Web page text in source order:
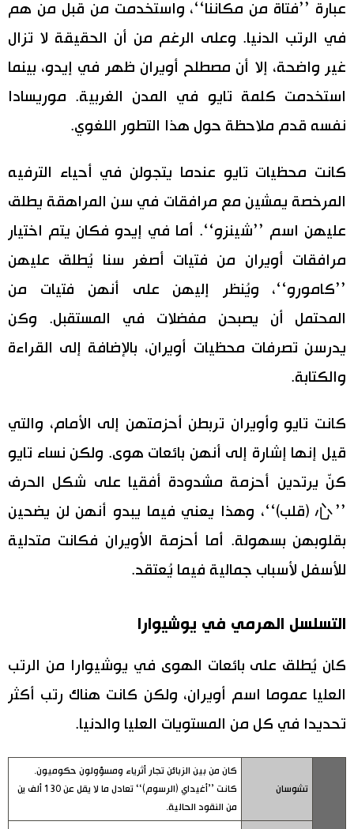
عبارة ’’فتاة من مكاننا‘‘، واستخدمت من قبل من هم
في الرتب الدنيا. وعلى الرغم من أن الحقيقة لا تزال
غير واضحة، إلا أن مصطلح أويران ظهر في إيدو، بينما
استخدمت كلمة تايو في المدن الغربية. موريسادا
نفسه قدم ملاحظة حول هذا التطور اللغوي.
كانت محظيات تايو عندما يتجولن في أحياء الترفيه
المرخصة يمشين مع مرافقات في سن المراهقة يطلق
عليهن اسم ’’شينزو‘‘. أما في إيدو فكان يتم اختيار
مرافقات أويران من فتيات أصغر سنا يُطلق عليهن
’’كامورو‘‘، ويُنظر إليهن على أنهن فتيات من
المحتمل أن يصبحن مفضلات في المستقبل. وكن
يدرسن تصرفات محظيات أويران، بالإضافة إلى القراءة
والكتابة.
كانت تايو وأويران تربطن أحزمتهن إلى الأمام، والتي
قيل إنها إشارة إلى أنهن بائعات هوى. ولكن نساء تايو
كنّ يرتدين أحزمة مشدودة أفقيا على شكل الحرف
’’心 (قلب)‘‘، وهذا يعني فيما يبدو أنهن لن يضحين
بقلوبهن بسهولة. أما أحزمة الأويران فكانت متدلية
للأسفل لأسباب جمالية فيما يُعتقد.
التسلسل الهرمي في يوشيوارا
كان يُطلق على بائعات الهوى في يوشيوارا من الرتب
العليا عموما اسم أويران، ولكن كانت هناك رتب أكثر
تحديدا في كل من المستويات العليا والدنيا.
تشوسان
كان من بين الزبائن تجار أثرياء ومسؤولون حكوميون.
كانت ’’أغيداي (الرسوم)‘‘ تعادل ما لا يقل عن 130 ألف ين
من النقود الحالية.